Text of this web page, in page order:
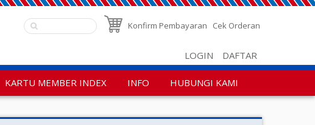
Konfirm Pembayaran Cek Orderan
LOGIN DAFTAR
KARTU MEMBER INDEX INFO HUBUNGI KAMI